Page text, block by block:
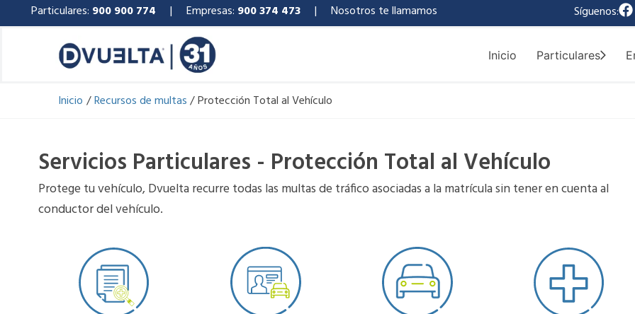
al
Particulares: 900 900 774 | Empresas: 900 374 473| Nosotros te llamamos Síguenos: F
a
e
b
Inicio Particulares
Inicio Recursos de multas Protección Total al Vehículo
Servicios Particulares - Protección Total al Vehículo
Protege tu vehículo, Dvuelta recurre todas las multas de tráfico asociadas a la matrícula sin tener en cuenta al
conductor del vehículo.